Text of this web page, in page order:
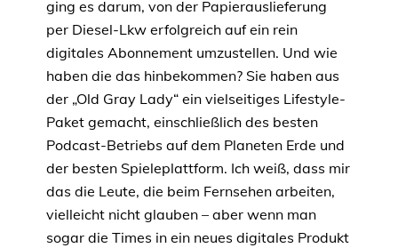
ging es darum, von der Papierauslieferung
per Diesel-Lkw erfolgreich auf ein rein
digitales Abonnement umzustellen. Und wie
haben die das hinbekommen? Sie haben aus
der „Old Gray Lady“ ein vielseitiges Lifestyle-
Paket gemacht, einschließlich des besten
Podcast-Betriebs auf dem Planeten Erde und
der besten Spieleplattform. Ich weiß, dass mir
das die Leute, die beim Fernsehen arbeiten,
vielleicht nicht glauben – aber wenn man
sogar die Times in ein neues digitales Produkt